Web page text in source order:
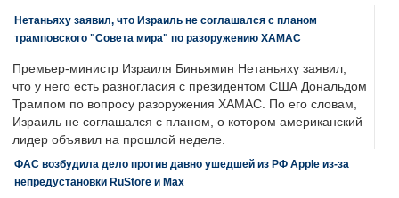
Нетаньяху заявил, что Израиль не соглашался с планом
трамповского "Совета мира" по разоружению ХАМАС
Премьер-министр Израиля Биньямин Нетаньяху заявил,
что у него есть разногласия с президентом США Дональдом
Трампом по вопросу разоружения ХАМАС. По его словам,
Израиль не соглашался с планом, о котором американский
лидер объявил на прошлой неделе.
ФАС возбудила дело против давно ушедшей из РФ Apple из-за
непредустановки RuStore и Max